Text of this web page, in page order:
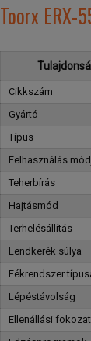
Toorx
Cikkszám
Gyártó
Típus
Felhasználás
Teherbírás
Hajtásmód
Terhelésállítás
Lendkerék súlya
Fékrendszer
Lépéstávolság
Ellenállási